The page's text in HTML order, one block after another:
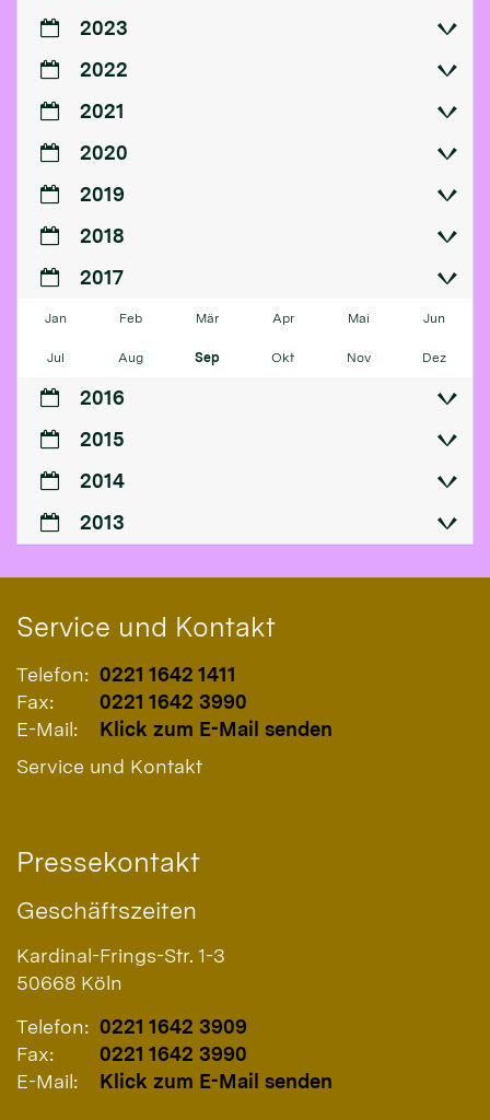
2023
2022
2021
2020
2019
2018
2017
Jan Feb Mär Apr Mai Jun
Jul Aug Sep Okt Nov Dez
2016
2015
2014
2013
Service und Kontakt
Telefon: 0221 1642 1411
Fax:
0221 1642 3990
E-Mail:
Klick zum E-Mail senden
Service und Kontakt
Pressekontakt
Geschäftszeiten
Kardinal-Frings-Str. 1-3
50668 Köln
Telefon: 0221 1642 3909
Fax:
0221 1642 3990
E-Mail:
Klick zum E-Mail senden